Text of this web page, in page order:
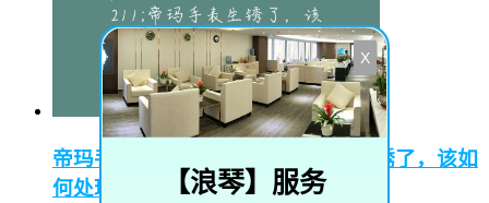
帝玛手表生锈怎么处理–帝玛手表生锈了，该如
何处理？
X
【浪琴】服务